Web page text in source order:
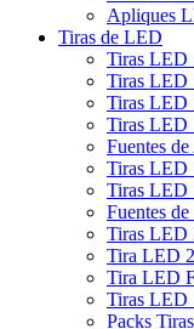
Apliques
Tiras de LED
Tiras LED
Tiras LED
Tiras LED
Tiras LED
Fuentes
Tiras LED
Tiras LED
Fuentes
Tiras LED
Tira LED
Tira LED
Tiras LED
Packs